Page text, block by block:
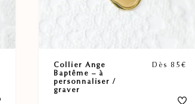
Collier Ange
Baptême – à
personnaliser /
graver
Dès 85€